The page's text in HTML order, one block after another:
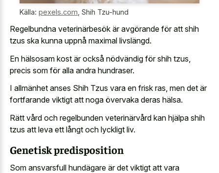
Källa: pexels.com Shih Tzu-hund
Regelbundna veterinärbesök är avgörande för att shih
tzus ska kunna uppnå maximal livslängd.
En hälsosam kost är också nödvändig för shih tzus,
precis som för alla andra hundraser.
I allmänhet anses Shih Tzus vara en frisk ras, men det är
fortfarande viktigt att noga övervaka deras hälsa.
Rätt vård och regelbunden veterinärvård kan hjälpa shih
tzus att leva ett långt och lyckligt liv.
Genetisk predisposition
Som ansvarsfull hundägare är det viktigt att vara